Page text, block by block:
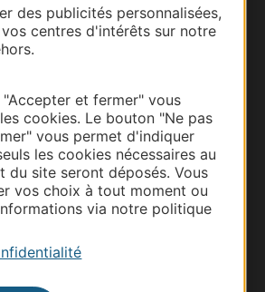
des publicités personnalisées,
centres d'intérêts sur notre
"Accepter et fermer" vous
cookies. Le bouton "Ne pas
vous permet d'indiquer
les cookies nécessaires au
du site seront déposés. Vous
vos choix à tout moment ou
via notre politique
d'influence